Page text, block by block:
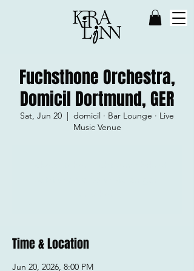
Fuchsthone Orchestra,
Domicil Dortmund, GER
Sat, Jun 20
  |
domicil · Bar Lounge · Live
Music Venue
Time & Location
Jun 20, 2026, 8:00 PM